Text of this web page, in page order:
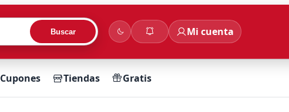
Buscar Mi cuenta
Cupones Tiendas Gratis